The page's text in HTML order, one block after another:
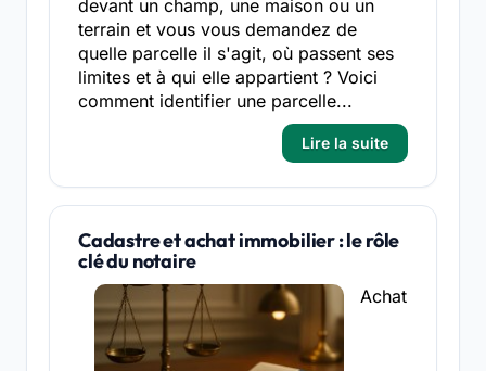
devant un champ, une maison ou un
terrain et vous vous demandez de
quelle parcelle il s'agit, où passent ses
limites et à qui elle appartient ? Voici
comment identifier une parcelle...
Lire la suite
Cadastre et achat immobilier : le rôle
clé du notaire
Achat